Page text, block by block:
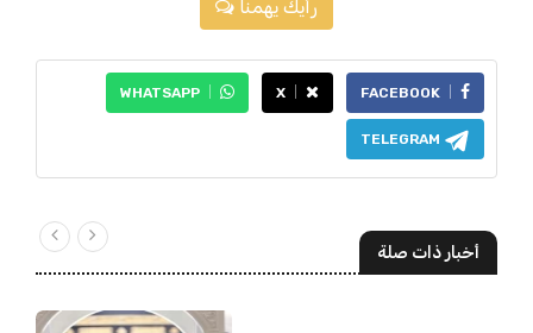
رأيك يهمنا
FACEBOOK
X
WHATSAPP
TELEGRAM
أخبار ذات صلة